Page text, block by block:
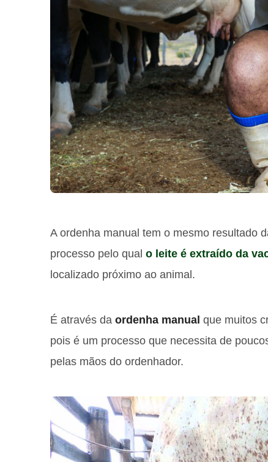
A ordenha manual tem o mesmo resultado
processo pelo qual o leite é extraído da
localizado próximo ao animal.
É através da ordenha manual que muitos
pois é um processo que necessita de
pelas mãos do ordenhador.